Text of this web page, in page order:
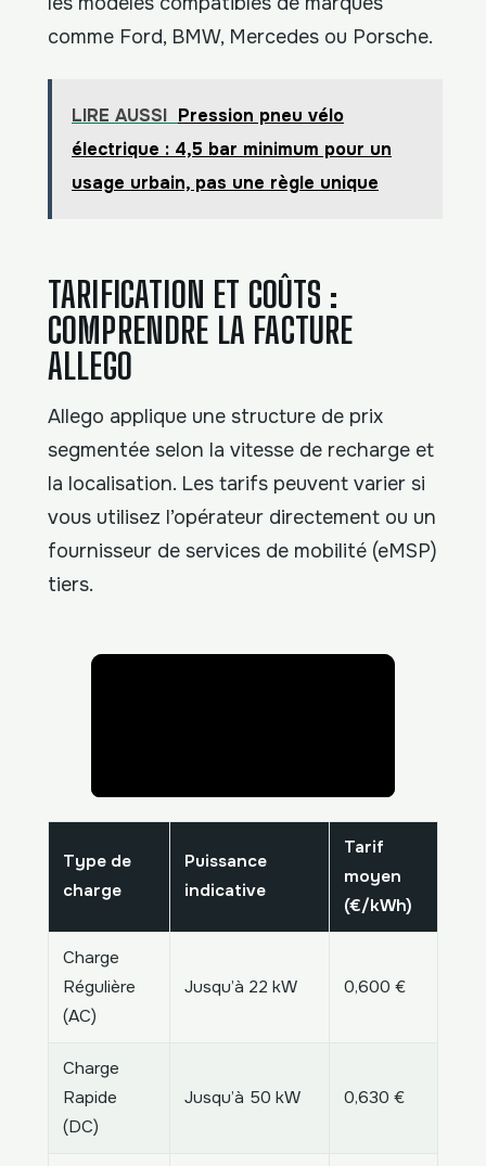
comme Ford, BMW, Mercedes ou Porsche.
LIRE AUSSI Pression pneu vélo
électrique : 4,5 bar minimum pour un
usage urbain, pas une règle unique
TARIFICATION ET COÛTS :
COMPRENDRE LA FACTURE
ALLEGO
Allego applique une structure de prix
segmentée selon la vitesse de recharge et
la localisation. Les tarifs peuvent varier si
vous utilisez l’opérateur directement ou un
fournisseur de services de mobilité (eMSP)
tiers.
Type de
charge
Puissance
indicative
Tarif
moyen
(€/kWh)
Charge
Régulière
(AC)
Jusqu’à 22 kW 0,600 €
Charge
Rapide
(DC)
Jusqu’à 50 kW 0,630 €